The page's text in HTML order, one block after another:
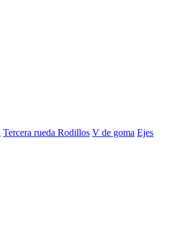
Tercera rueda Rodillos V de goma Ejes